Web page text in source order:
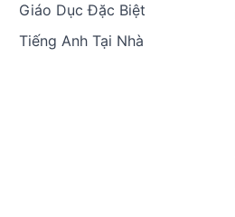
Giáo Dục Đặc Biệt
Tiếng Anh Tại Nhà